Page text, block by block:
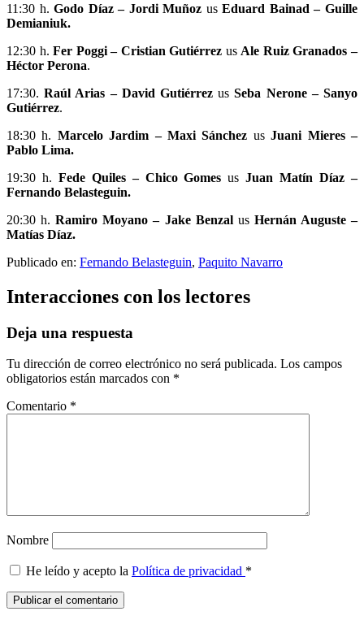
11:30 h.Godo Díaz – Jordi Muñoz usEduard Bainad – Guille
Demianiuk.
12:30 h.Fer Poggi – Cristian Gutiérrez us Ale Ruiz Granados –
Héctor Perona.
17:30.Raúl Arias – David Gutiérrez usSeba Nerone – Sanyo
Gutiérrez.
18:30 h. Marcelo Jardim – Maxi Sánchez usJuani Mieres –
Pablo Lima.
19:30 h. Fede Quiles – Chico Gomes usJuan Matín Díaz –
Fernando Belasteguin.
20:30 h.Ramiro Moyano – Jake Benzalus Hernán Auguste –
Matías Díaz.
Publicado en: Fernando Belasteguin, Paquito Navarro
Interacciones con los lectores
Deja una respuesta
Tu dirección de correo electrónico no será publicada. Los campos
obligatorios están marcados con *
Comentario *
Nombre
He leído y acepto la Política de privacidad *